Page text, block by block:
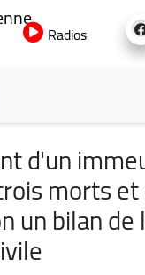
au
Radios
d'un
morts
un bilan de